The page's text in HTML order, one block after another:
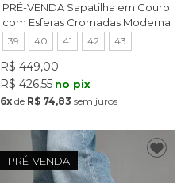
PRÉ-VENDA Sapatilha em Couro
com Esferas Cromadas Moderna
Off White
39 40 41 42 43
R$ 449,00
R$ 426,55 no pix
6x de R$ 74,83 sem juros
PRÉ-VENDA